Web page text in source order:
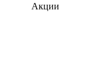
Акции